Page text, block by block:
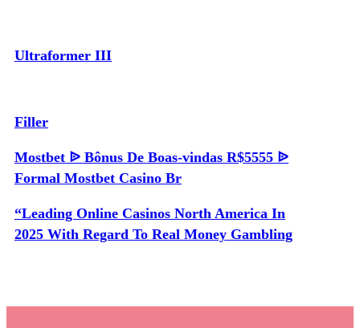
Ultraformer III
Filler
Mostbet ᐉ Bônus De Boas-vindas R$5555 ᐉ
Formal Mostbet Casino Br
“Leading Online Casinos North America In
2025 With Regard To Real Money Gambling